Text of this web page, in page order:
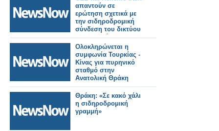
απαντούν σε
ερώτηση σχετικά με
την σιδηροδρομική
σύνδεση του δικτύου
με την Θράκη
Ολοκληρώνεται η
συμφωνία Τουρκίας -
Κίνας για πυρηνικό
σταθμό στην
Ανατολική Θράκη
Θράκη: «Σε κακό χάλι
η σιδηροδρομική
γραμμή»